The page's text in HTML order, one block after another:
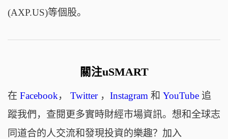
(AXP.US)等個股。
關注uSMART
在 Facebook， Twitter， Instagram 和 YouTube追
蹤我們，查閱更多實時財經市場資訊。想和全球志
同道合的人交流和發現投資的樂趣？加入